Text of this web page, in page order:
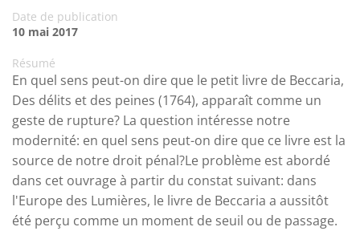
Date de publication
10 mai 2017
Résumé
En quel sens peut-on dire que le petit livre de Beccaria,
Des délits et des peines (1764), apparaît comme un
geste de rupture? La question intéresse notre
modernité: en quel sens peut-on dire que ce livre est la
source de notre droit pénal?Le problème est abordé
dans cet ouvrage à partir du constat suivant: dans
l'Europe des Lumières, le livre de Beccaria a aussitôt
été perçu comme un moment de seuil ou de passage.